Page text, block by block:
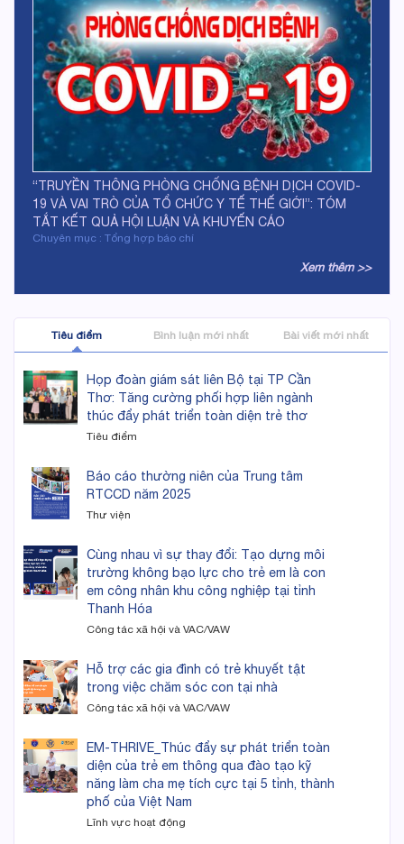
“TRUYỀN THÔNG PHÒNG CHỐNG BỆNH DỊCH COVID-
19 VÀ VAI TRÒ CỦA TỔ CHỨC Y TẾ THẾ GIỚI”: TÓM
TẮT KẾT QUẢ HỘI LUẬN VÀ KHUYẾN CÁO
Chuyên mục : Tổng hợp báo chí
Xem thêm >>
Tiêu điểm Bình luận mới nhất Bài viết mới nhất
Họp đoàn giám sát liên Bộ tại TP Cần
Thơ: Tăng cường phối hợp liên ngành
thúc đẩy phát triển toàn diện trẻ thơ
Tiêu điểm
Báo cáo thường niên của Trung tâm
RTCCD năm 2025
Thư viện
Cùng nhau vì sự thay đổi: Tạo dựng môi
trường không bạo lực cho trẻ em là con
em công nhân khu công nghiệp tại tỉnh
Thanh Hóa
Công tác xã hội và VAC/VAW
Hỗ trợ các gia đình có trẻ khuyết tật
trong việc chăm sóc con tại nhà
Công tác xã hội và VAC/VAW
EM-THRIVE_Thúc đẩy sự phát triển toàn
diện của trẻ em thông qua đào tạo kỹ
năng làm cha mẹ tích cực tại 5 tỉnh, thành
phố của Việt Nam
Lĩnh vực hoạt động